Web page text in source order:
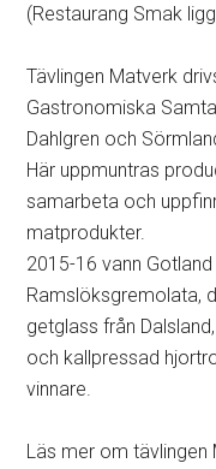
(Restaurang Smak
Tävlingen Matverk
Gastronomiska
Dahlgren och
Här uppmuntras
samarbeta och
matprodukter.
2015-16 vann
Ramslöksgremolata,
getglass från
och kallpressad
vinnare.
Läs mer om